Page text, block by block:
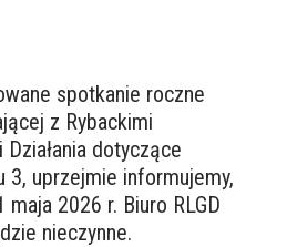
spotkanie roczne
z Rybackimi
Działania dotyczące
3, uprzejmie informujemy,
2026 r. Biuro RLGD
nieczynne.